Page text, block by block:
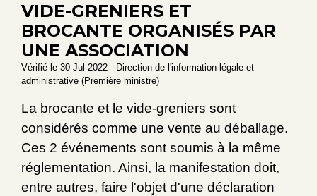
VIDE-GRENIERS ET
BROCANTE ORGANISÉS PAR
UNE ASSOCIATION
Vérifié le 30 Jul 2022 - Direction de l'information légale et
administrative (Première ministre)
La brocante et le vide-greniers sont
considérés comme une vente au déballage.
Ces 2 événements sont soumis à la même
réglementation. Ainsi, la manifestation doit,
entre autres, faire l'objet d'une déclaration